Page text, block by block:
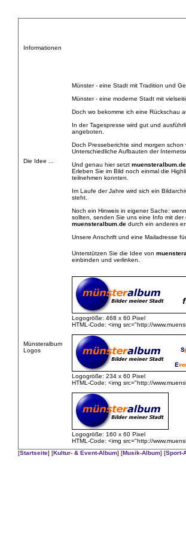
Informationen
Die Idee ...
Münster - eine Stadt mit Tradition und
Münster - eine moderne Stadt mit
Doch wo bekomme ich eine Rückschau
In der Tagespresse wird gut und
angeboten.
Doch Presseberichte sind morgen
Unterschiedliche Aufbauten der
Und genau hier setzt muensteralbum.de
Erleben Sie im Bild noch einmal die
teilnehmen konnten.
Im Laufe der Jahre wird sich ein
steht.
Noch ein Hinweis in eigener Sache:
sollten, senden Sie uns eine Info mit
muensteralbum.de durch ein anderes
Unsere Anschrift und eine Mailadresse
Münsteralbum
Logos
Unterstützen Sie die Idee von
einbinden und verlinken.
Logogröße: 468 x 60 Pixel
HTML-Code: <img src="http://
Logogröße: 234 x 60 Pixel
HTML-Code: <img src="http://
Logogröße: 160 x 60 Pixel
HTML-Code: <img src="http://
[Startseite] [Kultur- & Event-Album] [Musik-Album] [Sport-